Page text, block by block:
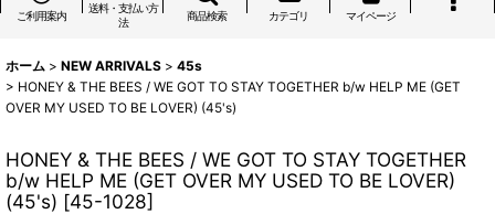
ご利用案内
送料・支払い方
法
商品検索 カテゴリ マイページ
ホーム > NEW ARRIVALS > 45s
> HONEY & THE BEES / WE GOT TO STAY TOGETHER b/w HELP ME (GET
OVER MY USED TO BE LOVER) (45's)
HONEY & THE BEES / WE GOT TO STAY TOGETHER
b/w HELP ME (GET OVER MY USED TO BE LOVER)
(45's) [45-1028]